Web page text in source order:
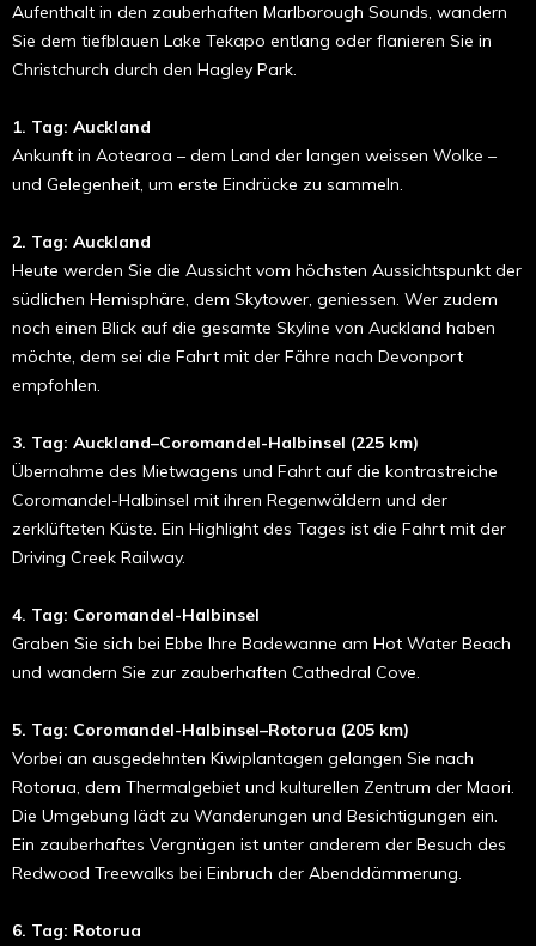
Aufenthalt in den zauberhaften Marlborough Sounds, wandern
Sie dem tiefblauen Lake Tekapo entlang oder flanieren Sie in
Christchurch durch den Hagley Park.
1. Tag: Auckland
Ankunft in Aotearoa – dem Land der langen weissen Wolke –
und Gelegenheit, um erste Eindrücke zu sammeln.
2. Tag: Auckland
Heute werden Sie die Aussicht vom höchsten Aussichtspunkt der
südlichen Hemisphäre, dem Skytower, geniessen. Wer zudem
noch einen Blick auf die gesamte Skyline von Auckland haben
möchte, dem sei die Fahrt mit der Fähre nach Devonport
empfohlen.
3. Tag: Auckland–Coromandel-Halbinsel (225 km)
Übernahme des Mietwagens und Fahrt auf die kontrastreiche
Coromandel-Halbinsel mit ihren Regenwäldern und der
zerklüfteten Küste. Ein Highlight des Tages ist die Fahrt mit der
Driving Creek Railway.
4. Tag: Coromandel-Halbinsel
Graben Sie sich bei Ebbe Ihre Badewanne am Hot Water Beach
und wandern Sie zur zauberhaften Cathedral Cove.
5. Tag: Coromandel-Halbinsel–Rotorua (205 km)
Vorbei an ausgedehnten Kiwiplantagen gelangen Sie nach
Rotorua, dem Thermalgebiet und kulturellen Zentrum der Maori.
Die Umgebung lädt zu Wanderungen und Besichtigungen ein.
Ein zauberhaftes Vergnügen ist unter anderem der Besuch des
Redwood Treewalks bei Einbruch der Abenddämmerung.
6. Tag: Rotorua